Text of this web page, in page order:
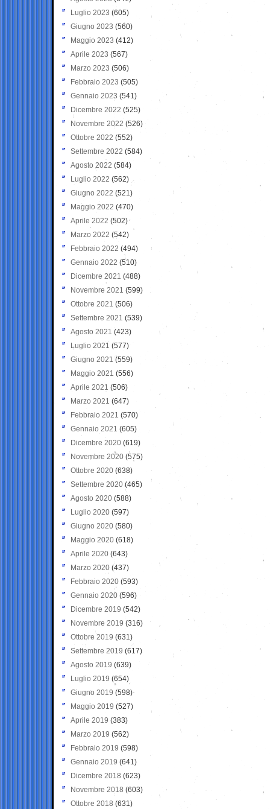
Luglio 2023 (605)
Giugno 2023 (560)
Maggio 2023 (412)
Aprile 2023 (567)
Marzo 2023 (506)
Febbraio 2023 (505)
Gennaio 2023 (541)
Dicembre 2022 (525)
Novembre 2022 (526)
Ottobre 2022 (552)
Settembre 2022 (584)
Agosto 2022 (584)
Luglio 2022 (562)
Giugno 2022 (521)
Maggio 2022 (470)
Aprile 2022 (502)
Marzo 2022 (542)
Febbraio 2022 (494)
Gennaio 2022 (510)
Dicembre 2021 (488)
Novembre 2021 (599)
Ottobre 2021 (506)
Settembre 2021 (539)
Agosto 2021 (423)
Luglio 2021 (577)
Giugno 2021(559)
Maggio 2021 (556)
Aprile 2021 (506)
Marzo 2021 (647)
Febbraio 2021 (570)
Gennaio 2021 (605)
Dicembre 2020 (619)
Novembre 2020 (575)
Ottobre 2020 (638)
Settembre 2020(465)
Agosto 2020 (588)
Luglio 2020 (597)
Giugno 2020 (580)
Maggio 2020 (618)
Aprile 2020 (643)
Marzo 2020 (437)
Febbraio 2020 (593)
Gennaio 2020 (596)
Dicembre 2019 (542)
Novembre 2019 (316)
Ottobre 2019 (631)
Settembre 2019 (617)
Agosto 2019 (639)
Luglio 2019 (654)
Giugno 2019 (598)
Maggio 2019 (527)
Aprile 2019 (383)
Marzo 2019 (562)
Febbraio 2019 (598)
Gennaio 2019 (641)
Dicembre 2018 (623)
Novembre 2018 (603)
Ottobre 2018 (631)